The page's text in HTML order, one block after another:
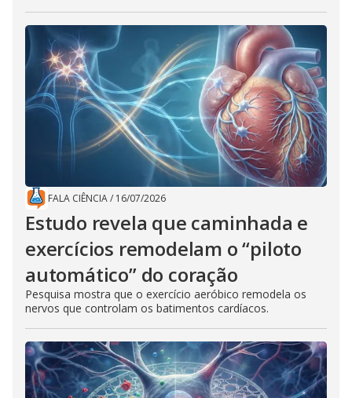
FALA CIÊNCIA/ 16/07/2026
Estudo revela que caminhada e
exercícios remodelam o “piloto
automático” do coração
Pesquisa mostra que o exercício aeróbico remodela os
nervos que controlam os batimentos cardíacos.